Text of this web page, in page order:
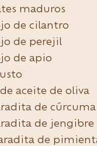
maduros
de cilantro
de perejil
de apio
aceite de oliva
de cúrcuma
de jengibre
de